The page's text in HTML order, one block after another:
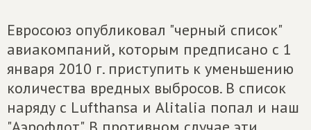
Евросоюз опубликовал "черный список"
авиакомпаний, которым предписано с 1
января 2010 г. приступить к уменьшению
количества вредных выбросов. В список
наряду с Lufthansa и Alitalia попал и наш